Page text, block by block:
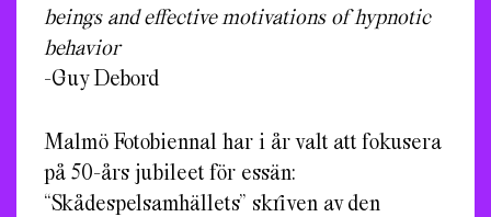
beings and effective motivations of hypnotic
behavior
-Guy Debord
Malmö Fotobiennal har i år valt att fokusera
på 50-års jubileet för essän:
“Skådespelsamhällets” skriven av den